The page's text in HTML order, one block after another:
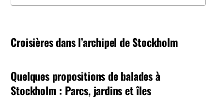
Croisières dans l’archipel de Stockholm
Quelques propositions de balades à
Stockholm : Parcs, jardins et îles